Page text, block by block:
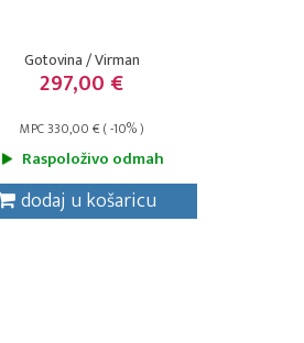
Gotovina / Virman
297,00 €
MPC 330,00 € ( -10% )
Raspoloživo odmah
dodaj u košaricu